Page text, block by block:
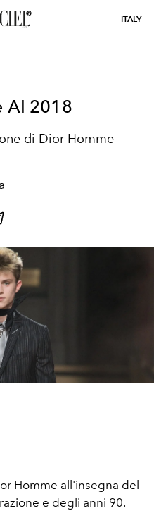
ITALY
AI 2018
di Dior Homme
Homme all'insegna del
e degli anni 90.